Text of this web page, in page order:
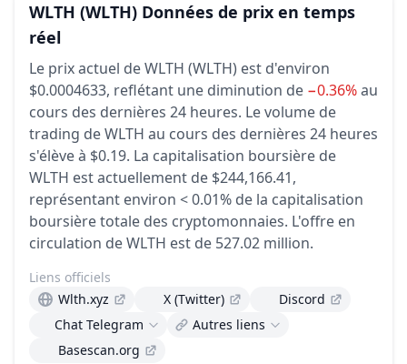
WLTH (WLTH) Données de prix en temps
réel
Le prix actuel de WLTH (WLTH) est d'environ
$0.0004633, reflétant une diminution de −0.36%au
cours des dernières 24 heures. Le volume de
trading de WLTH au cours des dernières 24 heures
s'élève à $0.19. La capitalisation boursière de
WLTH est actuellement de $244,166.41,
représentant environ < 0.01% de la capitalisation
boursière totale des cryptomonnaies. L'offre en
circulation de WLTH est de 527.02 million.
Liens officiels
Wlth.xyz
X (Twitter)
Discord
Chat Telegram
Autres liens
Basescan.org